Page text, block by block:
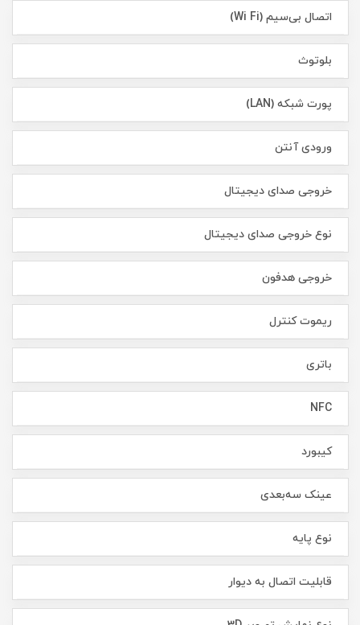
اتصال بی‌سیم (Wi Fi)
بلوتوث
پورت شبکه (LAN)
ورودی آنتن
خروجی صدای دیجیتال
نوع خروجی صدای دیجیتال
خروجی هدفون
ریموت کنترل
باتری
NFC
کیبورد
عینک سه‌بعدی
نوع پایه
قابلیت اتصال به دیوار